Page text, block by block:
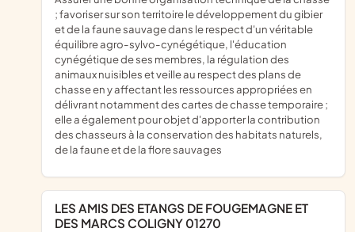
; favoriser sur son territoire le développement du gibier
et de la faune sauvage dans le respect d'un véritable
équilibre agro-sylvo-cynégétique, l'éducation
cynégétique de ses membres, la régulation des
animaux nuisibles et veille au respect des plans de
chasse en y affectant les ressources appropriées en
délivrant notamment des cartes de chasse temporaire ;
elle a également pour objet d'apporter la contribution
des chasseurs à la conservation des habitats naturels,
de la faune et de la flore sauvages
LES AMIS DES ETANGS DE FOUGEMAGNE ET
DES MARCS COLIGNY 01270